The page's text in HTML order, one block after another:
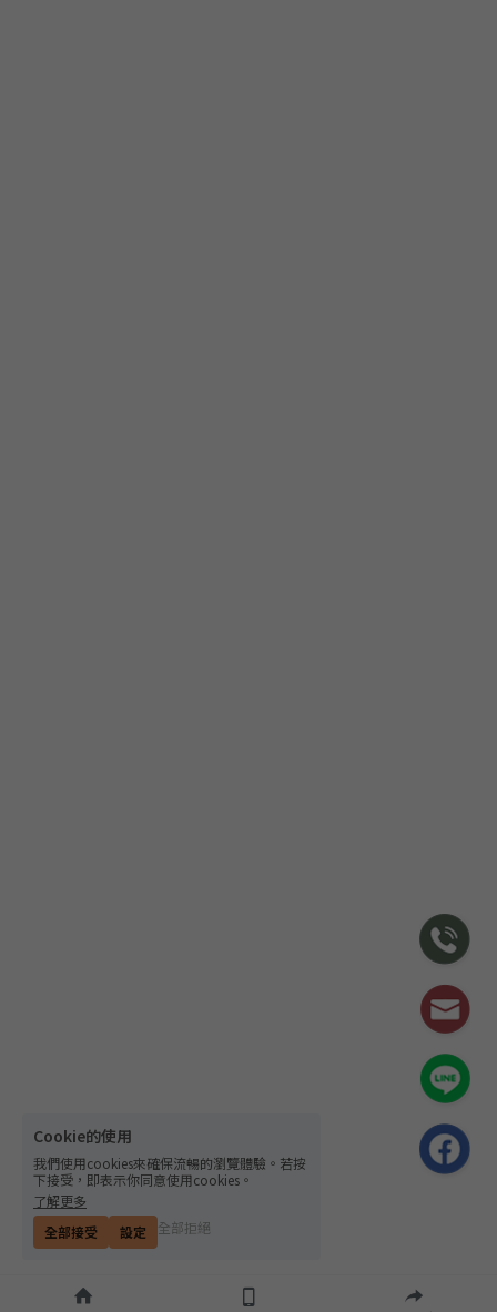
Cookie的使用
我們使用cookies來確保流暢的瀏覽體驗。若按
下接受，即表示你同意使用cookies。
了解更多
全部接受
設定 全部拒絕